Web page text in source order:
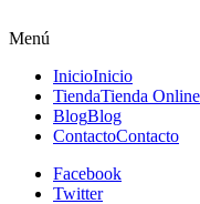
Menú
InicioInicio
TiendaTienda Online
BlogBlog
ContactoContacto
Facebook
Twitter